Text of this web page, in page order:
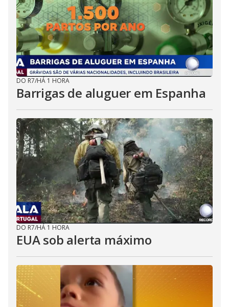
DO R7/HÁ 1 HORA
Barrigas de aluguer em Espanha
DO R7/HÁ 1 HORA
EUA sob alerta máximo